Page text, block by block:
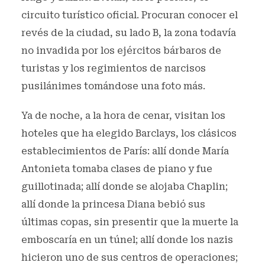
circuito turístico oficial. Procuran conocer el
revés de la ciudad, su lado B, la zona todavía
no invadida por los ejércitos bárbaros de
turistas y los regimientos de narcisos
pusilánimes tomándose una foto más.
Ya de noche, a la hora de cenar, visitan los
hoteles que ha elegido Barclays, los clásicos
establecimientos de París: allí donde María
Antonieta tomaba clases de piano y fue
guillotinada; allí donde se alojaba Chaplin;
allí donde la princesa Diana bebió sus
últimas copas, sin presentir que la muerte la
emboscaría en un túnel; allí donde los nazis
hicieron uno de sus centros de operaciones;